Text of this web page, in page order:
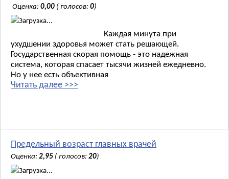
Оценка: 0,00 ( голосов: 0)
Загрузка...
Каждая минута при
ухудшении здоровья может стать решающей.
Государственная скорая помощь - это надежная
система, которая спасает тысячи жизней ежедневно.
Но у нее есть объективная
Читать далее >>>
Предельный возраст главных врачей
Оценка: 2,95 ( голосов: 20)
Загрузка...